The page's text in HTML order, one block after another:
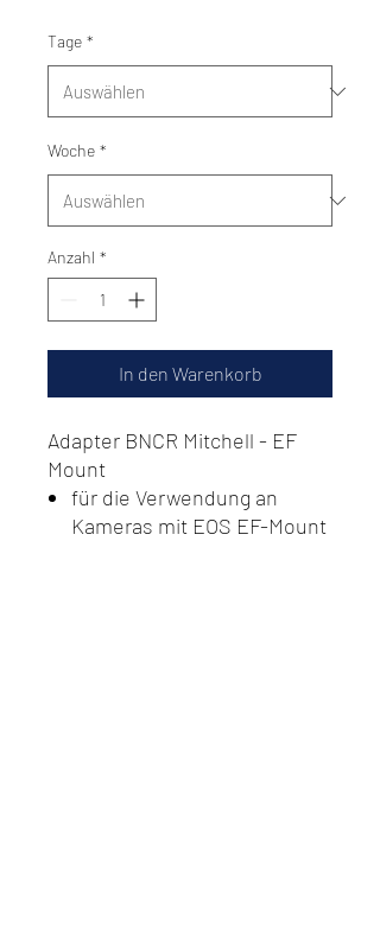
Tage *
Woche *
Anzahl *
In den Warenkorb
Adapter BNCR Mitchell - EF
Mount
für die Verwendung an
Kameras mit EOS EF-Mount